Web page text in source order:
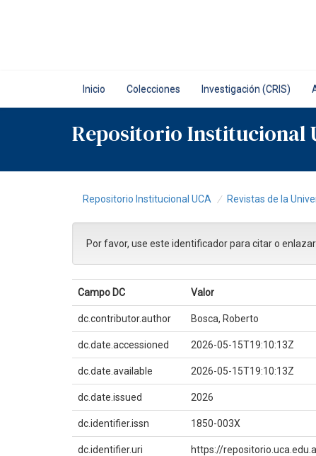
Inicio Colecciones Investigación (CRIS)
Repositorio Institucional
Repositorio Institucional UCA Revistas de la
Por favor, use este identificador para citar o
Campo DC Valor
dc.contributor.author Bosca, Roberto
dc.date.accessioned 2026-05-15T19:10:13Z
dc.date.available 2026-05-15T19:10:13Z
dc.date.issued 2026
dc.identifier.issn 1850-003X
dc.identifier.uri https://